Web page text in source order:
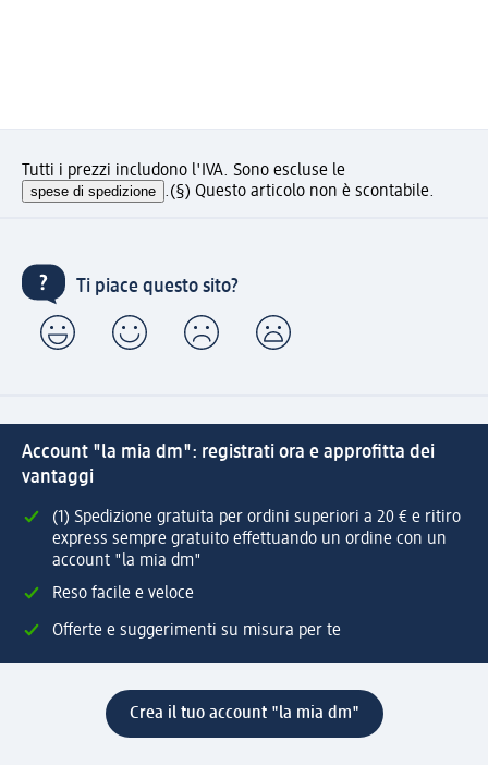
Tutti i prezzi includono l'IVA. Sono escluse le
spese di spedizione .(§) Questo articolo non è scontabile.
Ti piace questo sito?
Account "la mia dm": registrati ora e approfitta dei
vantaggi
(1) Spedizione gratuita per ordini superiori a 20 € e ritiro
express sempre gratuito effettuando un ordine con un
account "la mia dm"
Reso facile e veloce
Offerte e suggerimenti su misura per te
Crea il tuo account "la mia dm"